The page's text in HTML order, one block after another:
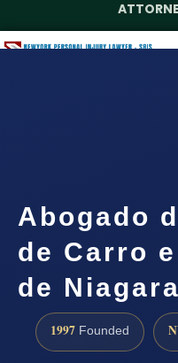
Abogado
de Carro
de
1997 Founded